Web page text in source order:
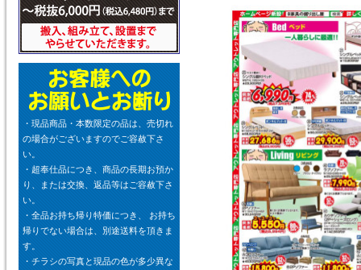
・現品商品・本数限定の品は、売切れ
の場合がございますのでご容赦下さ
い。
・超奉仕品につき、商品の長期お預か
り、または交換、返品等はご容赦下さ
い。
・全品お持ち帰り特価につき、 お持ち
帰りでない場合は、別途送料を頂きま
す。
・チラシの写真と現品の色が多少異な